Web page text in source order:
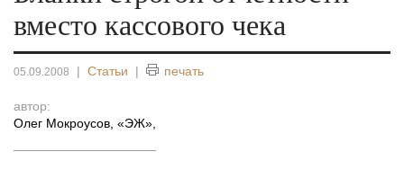
вместо кассового чека
05.09.2008 | Статьи | печать
автор:
Олег Мокроусов, «ЭЖ»